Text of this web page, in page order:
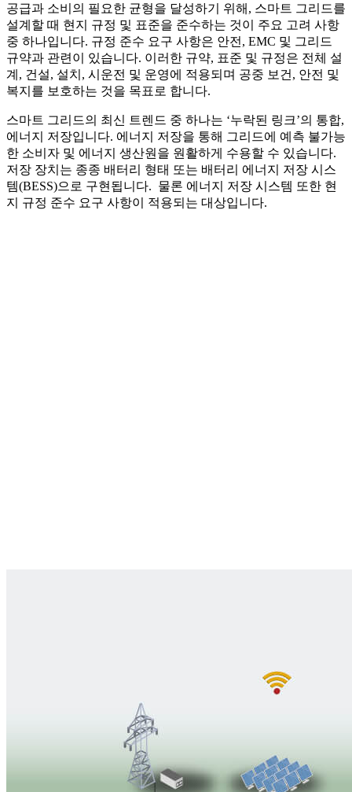
공급과 소비의 필요한 균형을 달성하기 위해, 스마트 그리드를
설계할 때 현지 규정 및 표준을 준수하는 것이 주요 고려 사항
중 하나입니다. 규정 준수 요구 사항은 안전, EMC 및 그리드
규약과 관련이 있습니다. 이러한 규약, 표준 및 규정은 전체 설
계, 건설, 설치, 시운전 및 운영에 적용되며 공중 보건, 안전 및
복지를 보호하는 것을 목표로 합니다.
스마트 그리드의 최신 트렌드 중 하나는 ‘누락된 링크’의 통합,
에너지 저장입니다. 에너지 저장을 통해 그리드에 예측 불가능
한 소비자 및 에너지 생산원을 원활하게 수용할 수 있습니다.
저장 장치는 종종 배터리 형태 또는 배터리 에너지 저장 시스
템(BESS)으로 구현됩니다. 물론 에너지 저장 시스템 또한 현
지 규정 준수 요구 사항이 적용되는 대상입니다.